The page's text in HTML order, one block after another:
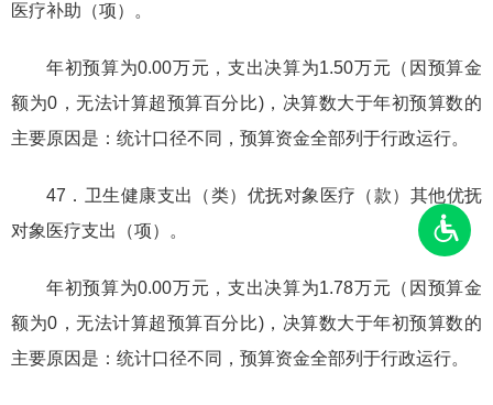
医疗补助（项）。
年初预算为0.00万元，支出决算为1.50万元（因预算金
额为0，无法计算超预算百分比)，决算数大于年初预算数的
主要原因是：统计口径不同，预算资金全部列于行政运行。
47．卫生健康支出（类）优抚对象医疗（款）其他优抚
对象医疗支出（项）。
年初预算为0.00万元，支出决算为1.78万元（因预算金
额为0，无法计算超预算百分比)，决算数大于年初预算数的
主要原因是：统计口径不同，预算资金全部列于行政运行。